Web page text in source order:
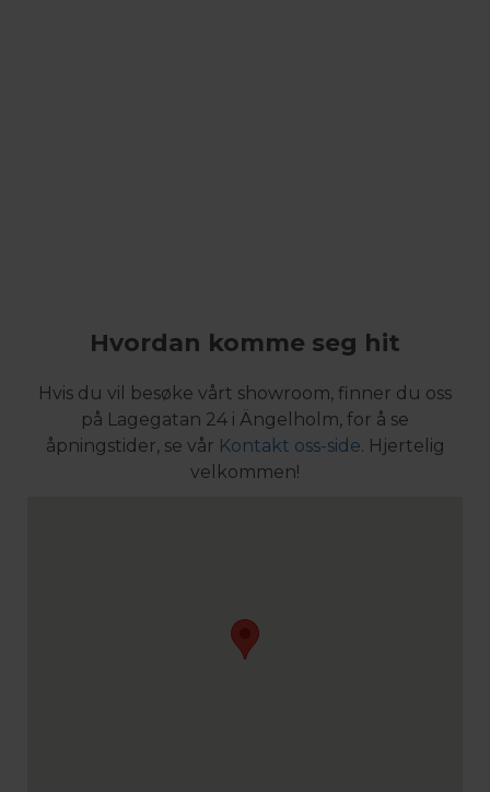
Hvordan komme seg hit
Hvis du vil besøke vårt showroom, finner du oss
på Lagegatan 24 i Ängelholm, for å se
åpningstider, se vår Kontakt oss-side. Hjertelig
velkommen!